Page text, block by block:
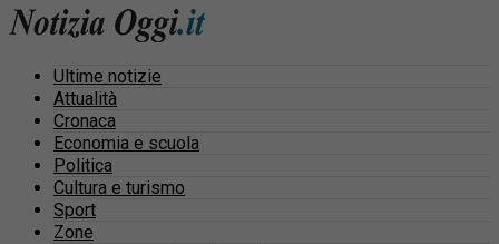
Ultime notizie
Attualità
Cronaca
Economia e scuola
Politica
Cultura e turismo
Sport
Zone